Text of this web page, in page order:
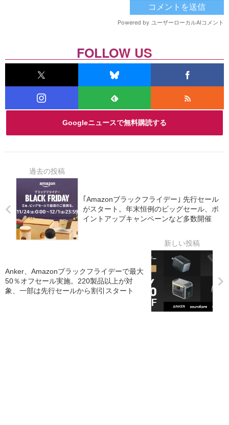
Googleニュースで無料購読する
FOLLOW US
｢Amazonブラックフライデー｣ 先行セール
がスタート。年末恒例のビッグセール、ポ
イントアップキャンペーンなど多数開催
Anker、Amazonブラックフライデーで最大
50％オフセール実施。220製品以上が対
象、一部は先行セールから割引スタート